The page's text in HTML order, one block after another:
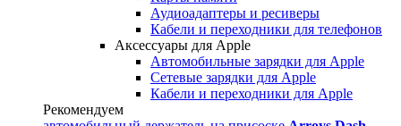
Аудиоадаптеры и ресиверы
Кабели и переходники для телефонов
Аксессуары для Apple
Автомобильные зарядки для Apple
Сетевые зарядки для Apple
Кабели и переходники для Apple
Рекомендуем